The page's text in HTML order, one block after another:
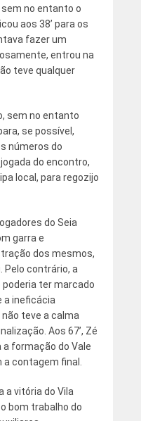
no entanto o
aos 38’ para os
fazer um
entrou na
teve qualquer
sem no entanto
se possível,
números do
do encontro,
local, para regozijo
do Seia
garra e
dos mesmos,
Pelo contrário, a
ter marcado
a ineficácia
teve a calma
Aos 67’, Zé
a formação do Vale
a contagem final.
a vitória do Vila
bom trabalho do